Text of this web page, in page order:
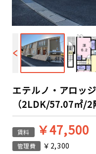
エテルノ・アロッ
（2LDK/57.07㎡/2
賃料 ￥47,500
管理費 ￥2,300